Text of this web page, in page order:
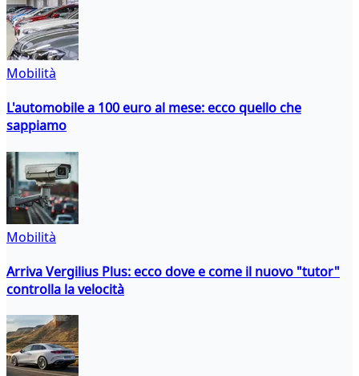
Mobilità
L'automobile a 100 euro al mese: ecco quello che
sappiamo
Mobilità
Arriva Vergilius Plus: ecco dove e come il nuovo "tutor"
controlla la velocità